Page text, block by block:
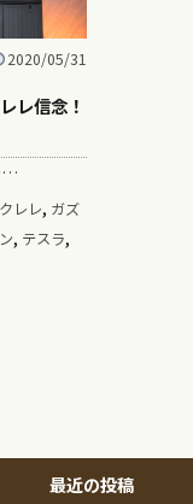
2020/05/31
レ信念！
…
レレ, ガズ
, テスラ,
最近の投稿